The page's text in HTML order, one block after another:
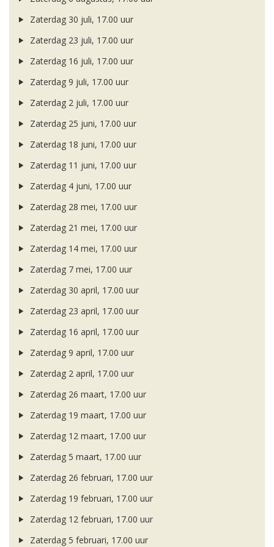
Zaterdag 30 juli, 17.00 uur
Zaterdag 23 juli, 17.00 uur
Zaterdag 16 juli, 17.00 uur
Zaterdag 9 juli, 17.00 uur
Zaterdag 2 juli, 17.00 uur
Zaterdag 25 juni, 17.00 uur
Zaterdag 18 juni, 17.00 uur
Zaterdag 11 juni, 17.00 uur
Zaterdag 4 juni, 17.00 uur
Zaterdag 28 mei, 17.00 uur
Zaterdag 21 mei, 17.00 uur
Zaterdag 14 mei, 17.00 uur
Zaterdag 7 mei, 17.00 uur
Zaterdag 30 april, 17.00 uur
Zaterdag 23 april, 17.00 uur
Zaterdag 16 april, 17.00 uur
Zaterdag 9 april, 17.00 uur
Zaterdag 2 april, 17.00 uur
Zaterdag 26 maart, 17.00 uur
Zaterdag 19 maart, 17.00 uur
Zaterdag 12 maart, 17.00 uur
Zaterdag 5 maart, 17.00 uur
Zaterdag 26 februari, 17.00 uur
Zaterdag 19 februari, 17.00 uur
Zaterdag 12 februari, 17.00 uur
Zaterdag 5 februari, 17.00 uur